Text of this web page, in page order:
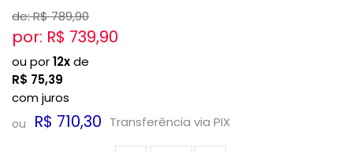
de: R$789,90
por: R$ 739,90
ou por12xde
R$ 75,39
com juros
ou R$ 710,30 Transferência via PIX